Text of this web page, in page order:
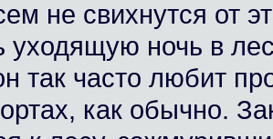
не свихнутся от
уходящую ночь в
так часто любит
как обычно.